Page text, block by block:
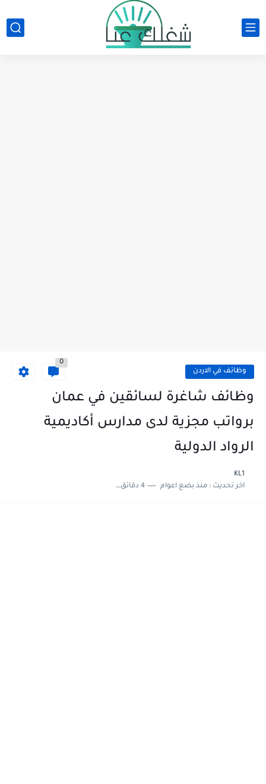
وظائف في الاردن
0
وظائف شاغرة لسائقين في عمان
برواتب مجزية لدى مدارس أكاديمية
الرواد الدولية
KL1
اخر تحديث :منذ بضع اعوام 4 دقائق للقراءة